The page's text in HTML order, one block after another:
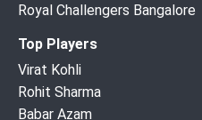
Royal Challengers Bangalore
Top Players
Virat Kohli
Rohit Sharma
Babar Azam